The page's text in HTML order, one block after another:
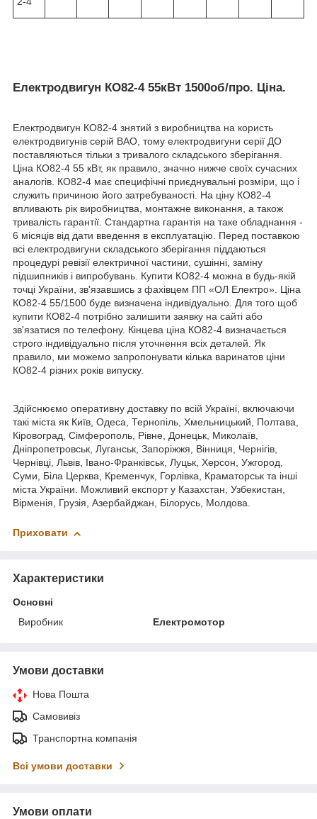
Електродвигун КО82-4 55кВт 1500об/про. Ціна.
Електродвигун КО82-4 знятий з виробництва на користь
електродвигунів серій ВАО, тому електродвигуни серії ДО
поставляються тільки з тривалого складського зберігання.
Ціна КО82-4 55 кВт, як правило, значно нижче своїх сучасних
аналогів. КО82-4 має специфічні приєднувальні розміри, що і
служить причиною його затребуваності. На ціну КО82-4
впливають рік виробництва, монтажне виконання, а також
тривалість гарантії. Стандартна гарантія на таке обладнання -
6 місяців від дати введення в експлуатацію. Перед поставкою
всі електродвигуни складського зберігання піддаються
процедурі ревізії електричної частини, сушінні, заміну
підшипників і випробувань. Купити КО82-4 можна в будь-якій
точці України, зв'язавшись з фахівцем ПП «ОЛ Електро». Ціна
КО82-4 55/1500 буде визначена індивідуально. Для того щоб
купити КО82-4 потрібно залишити заявку на сайті або
зв'язатися по телефону. Кінцева ціна КО82-4 визначається
строго індивідуально після уточнення всіх деталей. Як
правило, ми можемо запропонувати кілька варинатов ціни
КО82-4 різних років випуску.
Здійснюємо оперативну доставку по всій Україні, включаючи
такі міста як Київ, Одеса, Тернопіль, Хмельницький, Полтава,
Кіровоград, Сімферополь, Рівне, Донецьк, Миколаїв,
Дніпропетровськ, Луганськ, Запоріжжя, Вінниця, Чернігів,
Чернівці, Львів, Івано-Франківськ, Луцьк, Херсон, Ужгород,
Суми, Біла Церква, Кременчук, Горлівка, Краматорськ та інші
міста України. Можливий експорт у Казахстан, Узбекистан,
Вірменія, Грузія, Азербайджан, Білорусь, Молдова.
Приховати
Характеристики
Основні
Виробник
Електромотор
Умови доставки
Нова Пошта
Самовивіз
Транспортна компанія
Всі умови доставки
Умови оплати